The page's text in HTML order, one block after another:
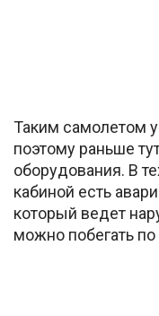
Таким самолетом
поэтому раньше
оборудования. В
кабиной есть
который ведет
можно побегать